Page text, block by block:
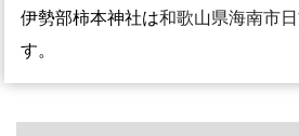
伊勢部柿本神社は和歌山県海南市
す。